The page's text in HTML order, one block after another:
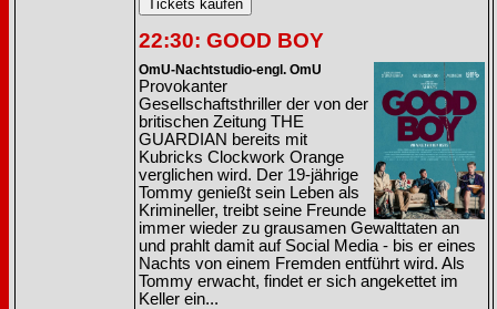
22:30: GOOD BOY
OmU-Nachtstudio-engl. OmU
Provokanter
Gesellschaftsthriller der von der
britischen Zeitung THE
GUARDIAN bereits mit
Kubricks Clockwork Orange
verglichen wird. Der 19-jährige
Tommy genießt sein Leben als
Krimineller, treibt seine Freunde
immer wieder zu grausamen Gewalttaten an
und prahlt damit auf Social Media - bis er eines
Nachts von einem Fremden entführt wird. Als
Tommy erwacht, findet er sich angekettet im
Keller ein...